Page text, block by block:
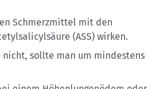
Schmerzmittel mit den
(ASS) wirken.
nicht, sollte man um mindestens